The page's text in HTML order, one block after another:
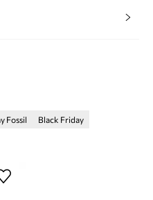
Fossil Black Friday